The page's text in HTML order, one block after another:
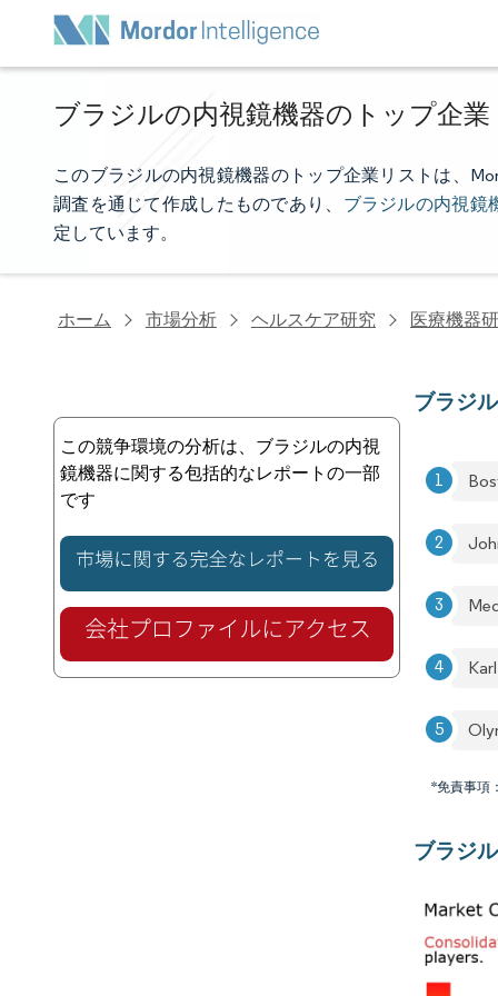
ブラジルの内視鏡機器のトップ企
このブラジルの内視鏡機器のトップ企業リストは、
調査を通じて作成したものであり、 ブラジルの内視鏡
定しています。
ホーム 市場分析 ヘルスケア研究 医療機器
この競争環境の分析は、ブラジルの内視
鏡機器に関する包括的なレポートの一部
です
ブラジ
*免責事項
ブラジ